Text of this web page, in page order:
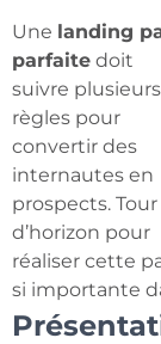
Une landing
parfaite doit
suivre plusieurs
règles pour
convertir des
internautes en
prospects. Tour
d’horizon pour
réaliser cette
si importante